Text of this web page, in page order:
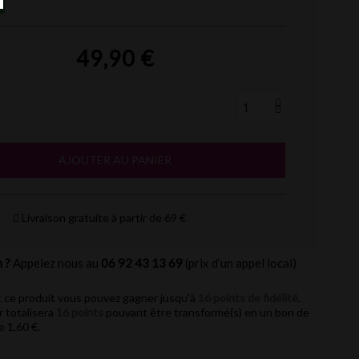
49,90 €
Livraison gratuite à partir de 69 €
? Appelez nous au 06 92 43 13 69 (prix d’un appel local)
ce produit vous pouvez gagner jusqu'à
totalisera
pouvant être transformé(s) en un bon de
1,60 €